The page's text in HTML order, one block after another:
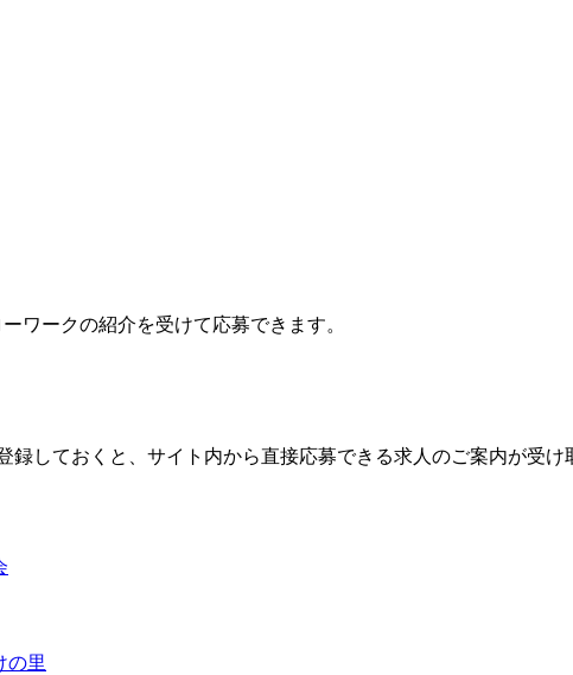
ワークの紹介を受けて応募できます。
録しておくと、サイト内から直接応募できる求人のご案内が受け
里